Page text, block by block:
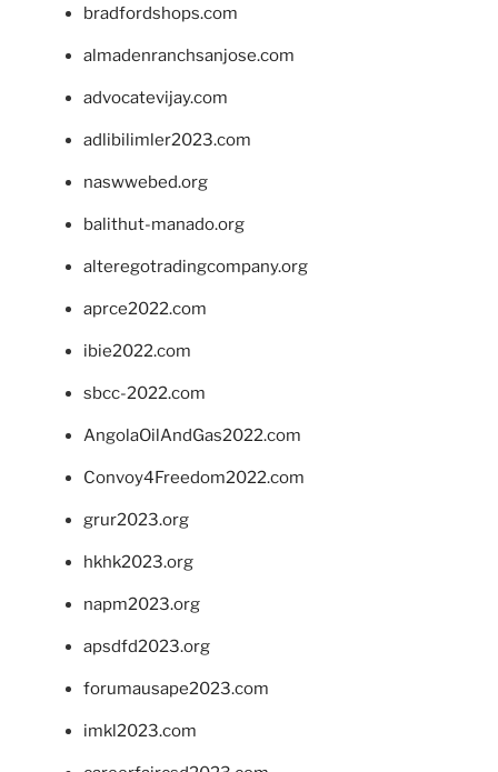
bradfordshops.com
almadenranchsanjose.com
advocatevijay.com
adlibilimler2023.com
naswwebed.org
balithut-manado.org
alteregotradingcompany.org
aprce2022.com
ibie2022.com
sbcc-2022.com
AngolaOilAndGas2022.com
Convoy4Freedom2022.com
grur2023.org
hkhk2023.org
napm2023.org
apsdfd2023.org
forumausape2023.com
imkl2023.com